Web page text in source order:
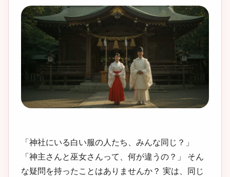
「神社にいる白い服の人たち、みんな同じ？」
「神主さんと巫女さんって、何が違うの？」 そん
な疑問を持ったことはありませんか？ 実は、同じ